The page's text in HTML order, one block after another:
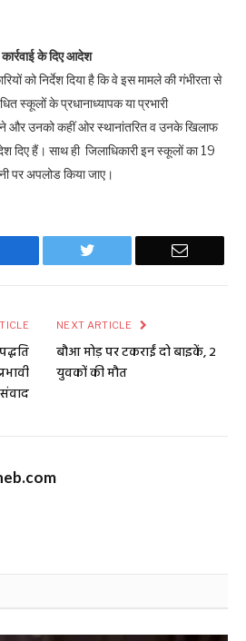
कार्रवाई के दिए आदेश
को निर्देश दिया है कि वे इस मामले की गंभीरता से
स्कूलों के प्रधानाध्यापक या प्रभारी
और उनको कहीं ओर स्थानांतरित व उनके खिलाफ
दिए हैं। साथ ही जिलाधिकारी इन स्कूलों का 19
पर अपलोड किया जाए।
Twitter Email
संवाद
NEXT ARTICLE
बौआ मोड़ पर टकराईं दो बाइकें, 2
युवकों की मौत